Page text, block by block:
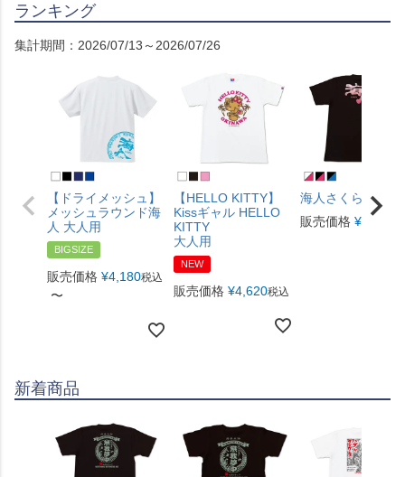
ランキング
集計期間：2026/07/13～2026/07/26
【ドライメッシュ】
メッシュラウンド海
人 大人用
BIGSIZE
販売価格 ¥4,180税込
〜
【HELLO KITTY】
Kissギャル HELLO
KITTY
大人用
NEW
販売価格 ¥4,620税込
海人さくら 大人用
販売価格 ¥
新着商品